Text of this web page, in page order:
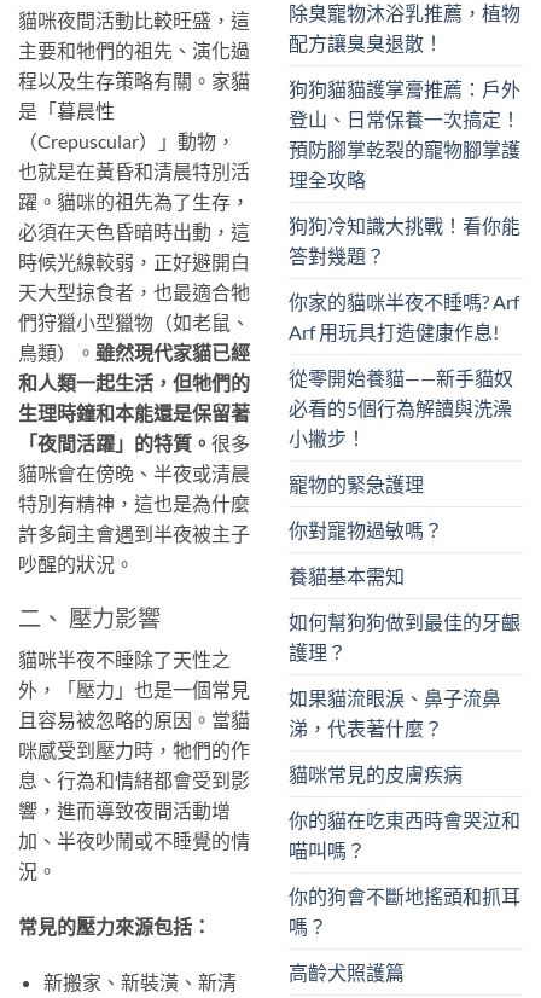
貓咪夜間活動比較旺盛，這
主要和牠們的祖先、演化過
程以及生存策略有關。家貓
是「暮晨性
（Crepuscular）」動物，
也就是在黃昏和清晨特別活
躍。貓咪的祖先為了生存，
必須在天色昏暗時出動，這
時候光線較弱，正好避開白
天大型掠食者，也最適合牠
們狩獵小型獵物（如老鼠、
鳥類）。 雖然現代家貓已經
和人類一起生活，但牠們的
生理時鐘和本能還是保留著
「夜間活躍」的特質。 很多
貓咪會在傍晚、半夜或清晨
特別有精神，這也是為什麼
許多飼主會遇到半夜被主子
吵醒的狀況。
二、 壓力影響
貓咪半夜不睡除了天性之
外，「壓力」也是一個常見
且容易被忽略的原因。當貓
咪感受到壓力時，牠們的作
息、行為和情緒都會受到影
響，進而導致夜間活動增
加、半夜吵鬧或不睡覺的情
況。
常見的壓力來源包括：
新搬家、新裝潢、新清
除臭寵物沐浴乳推薦，植物
配方讓臭臭退散！
狗狗貓貓護掌膏推薦：戶外
登山、日常保養一次搞定！
預防腳掌乾裂的寵物腳掌護
理全攻略
狗狗冷知識大挑戰！看你能
答對幾題？
你家的貓咪半夜不睡嗎? Arf
Arf 用玩具打造健康作息!
從零開始養貓——新手貓奴
必看的5個行為解讀與洗澡
小撇步！
寵物的緊急護理
你對寵物過敏嗎？
養貓基本需知
如何幫狗狗做到最佳的牙齦
護理？
如果貓流眼淚、鼻子流鼻
涕，代表著什麼？
貓咪常見的皮膚疾病
你的貓在吃東西時會哭泣和
喵叫嗎？
你的狗會不斷地搖頭和抓耳
嗎？
高齡犬照護篇